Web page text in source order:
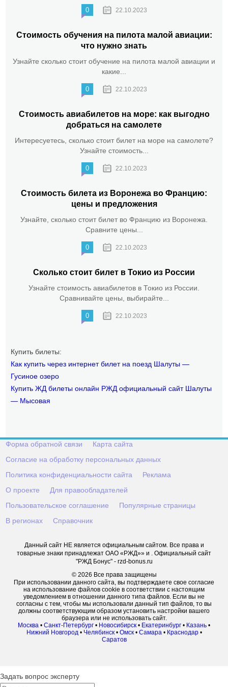
0 22.10.2023
Стоимость обучения на пилота малой авиации:
что нужно знать
Узнайте сколько стоит обучение на пилота малой авиации и
какие...
0 22.10.2023
Стоимость авиабилетов на море: как выгодно
добраться на самолете
Интересуетесь, сколько стоит билет на море на самолете?
Узнайте стоимость...
0 22.10.2023
Стоимость билета из Воронежа во Францию:
цены и предложения
Узнайте, сколько стоит билет во Францию из Воронежа.
Сравните цены...
0 22.10.2023
Сколько стоит билет в Токио из России
Узнайте стоимость авиабилетов в Токио из России.
Сравнивайте цены, выбирайте...
0 22.10.2023
Купить билеты:
Как купить через интернет билет на поезд Шалуты —
Гусиное озеро
Купить ЖД билеты онлайн РЖД официальный сайт Шалуты
— Мысовая
Форма обратной связи
Карта сайта
Согласие на обработку персональных данных
Политика конфиденциальности сайта
Реклама
О проекте
Для правообладателей
Пользовательское соглашение
Популярные страницы
В регионах
Справочник
Данный сайт НЕ является официальным сайтом. Все права и
товарные знаки принадлежат ОАО «РЖД»» и . Официальный сайт
"РЖД Бонус" - rzd-bonus.ru
© 2026 Все права защищены
При использовании данного сайта, вы подтверждаете свое согласие
на использование файлов cookie в соответствии с настоящим
уведомлением в отношении данного типа файлов. Если вы не
согласны с тем, чтобы мы использовали данный тип файлов, то вы
должны соответствующим образом установить настройки вашего
браузера или не использовать сайт.
Москва • Санкт-Петербург • Новосибирск • Екатеринбург • Казань •
Нижний Новгород• Челябинск• Омск• Самара• Краснодар•
Саратов
Задать вопрос эксперту